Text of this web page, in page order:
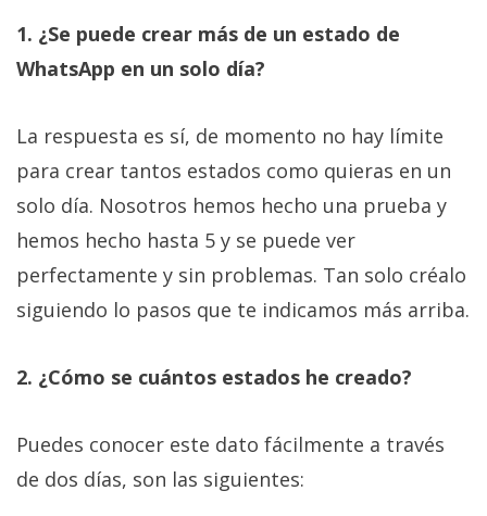
1. ¿Se puede crear más de un estado de
WhatsApp en un solo día?
La respuesta es sí, de momento no hay límite
para crear tantos estados como quieras en un
solo día. Nosotros hemos hecho una prueba y
hemos hecho hasta 5 y se puede ver
perfectamente y sin problemas. Tan solo créalo
siguiendo lo pasos que te indicamos más arriba.
2. ¿Cómo se cuántos estados he creado?
Puedes conocer este dato fácilmente a través
de dos días, son las siguientes: